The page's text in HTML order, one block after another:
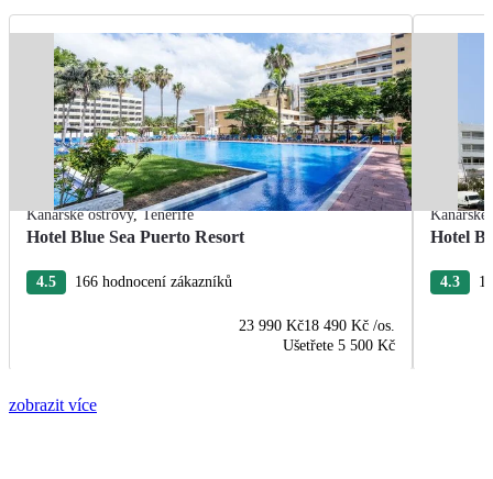
Kanárské ostrovy,Tenerife
Hotel Blue Sea Puerto Resort
4.5 166 hodnocení zákazníků
23 990 Kč18 490 Kč /os.
Ušetřete 5 500 Kč
Kanárské
Hotel
4.3
zobrazit více